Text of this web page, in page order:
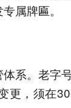
属牌匾。
系。老字
更，须在